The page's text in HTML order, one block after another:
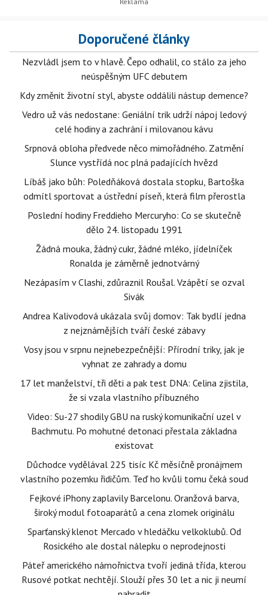
Doporučené články
Nezvládl jsem to v hlavě. Čepo odhalil, co stálo za jeho
neúspěšným UFC debutem
Kdy změnit životní styl, abyste oddálili nástup demence?
Vedro už vás nedostane: Geniální trik udrží nápoj ledový
celé hodiny a zachrání i milovanou kávu
Srpnová obloha předvede něco mimořádného. Zatmění
Slunce vystřídá noc plná padajících hvězd
Líbáš jako bůh: Poledňáková dostala stopku, Bartoška
odmítl sportovat a ústřední píseň, která film přerostla
Poslední hodiny Freddieho Mercuryho: Co se skutečně
dělo 24. listopadu 1991
Žádná mouka, žádný cukr, žádné mléko, jídelníček
Ronalda je záměrně jednotvárný
Nezápasím v Clashi, zdůraznil Roušal. Vzápětí se ozval
Sivák
Andrea Kalivodová ukázala svůj domov: Tak bydlí jedna
z nejznámějších tváří české zábavy
Vosy jsou v srpnu nejnebezpečnější: Přírodní triky, jak je
vyhnat ze zahrady a domu
17 let manželství, tři děti a pak test DNA: Celina zjistila,
že si vzala vlastního příbuzného
Video: Su-27 shodily GBU na ruský komunikační uzel v
Bachmutu. Po mohutné detonaci přestala základna
existovat
Důchodce vydělával 225 tisíc Kč měsíčně pronájmem
vlastního pozemku řidičům. Teď ho kvůli tomu čeká soud
Fejkové iPhony zaplavily Barcelonu. Oranžová barva,
široký modul fotoaparátů a cena zlomek originálu
Sparťanský klenot Mercado v hledáčku velkoklubů. Od
Rosického ale dostal nálepku o neprodejnosti
Páteř amerického námořnictva tvoří jediná třída, kterou
Rusové potkat nechtějí. Slouží přes 30 let a nic ji neumí